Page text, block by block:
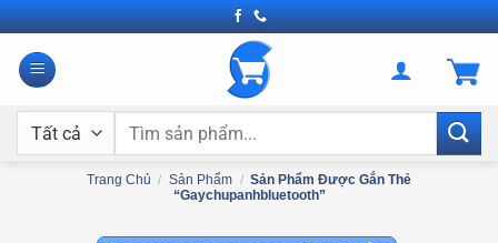
Bỏ
qua
nội
Tìm
Trang Chủ / Sản Phẩm / Sản Phẩm Được Gắn Thẻ
“gaychupanhbluetooth”